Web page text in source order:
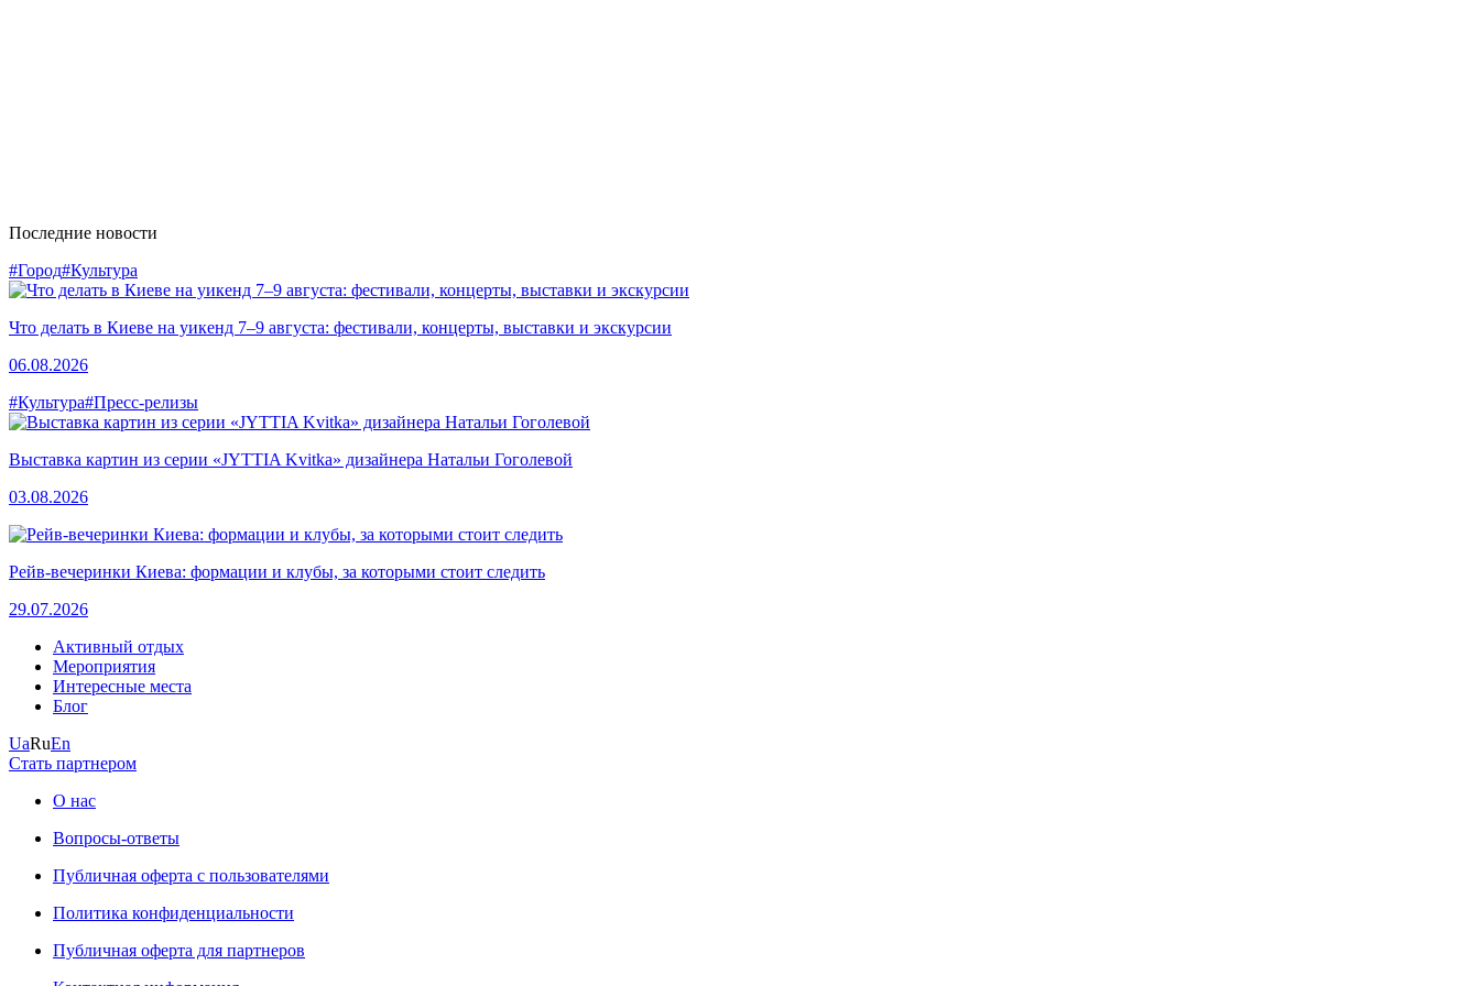
Последние новости
#Город#Культура
Что делать в Киеве на уикенд 7–9 августа: фестивали, концерты, выставки и экскурсии
06.08.2026
#Культура#Пресс-релизы
Выставка картин из серии «JYTTIA Kvitka» дизайнера Натальи Гоголевой
03.08.2026
Рейв-вечеринки Киева: формации и клубы, за которыми стоит следить
29.07.2026
Активный отдых
Мероприятия
Интересные места
Блог
UaRuEn
Стать партнером
О нас
Вопросы-ответы
Публичная оферта с пользователями
Политика конфиденциальности
Публичная оферта для партнеров